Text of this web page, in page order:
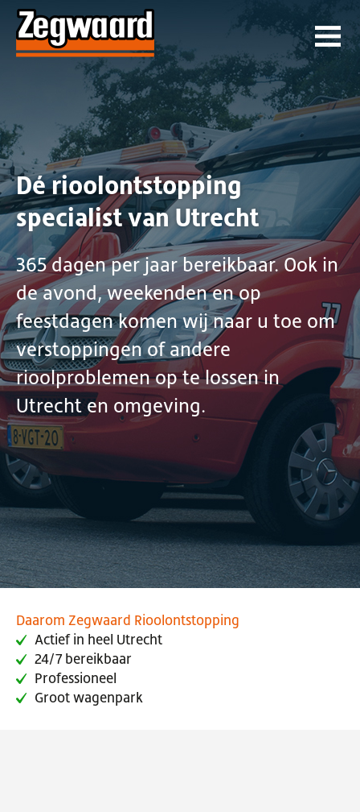
Dé rioolontstopping
specialist van Utrecht
365 dagen per jaar bereikbaar. Ook in
de avond, weekenden en op
feestdagen komen wij naar u toe om
verstoppingen of andere
rioolproblemen op te lossen in
Utrecht en omgeving.
Daarom Zegwaard Rioolontstopping
Actief in heel Utrecht
24/7 bereikbaar
Professioneel
Groot wagenpark